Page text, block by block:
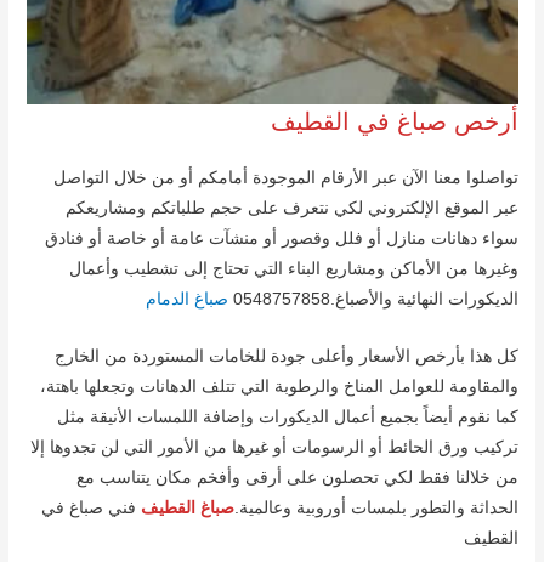
أرخص صباغ في القطيف
تواصلوا معنا الآن عبر الأرقام الموجودة أمامكم أو من خلال التواصل
عبر الموقع الإلكتروني لكي نتعرف على حجم طلباتكم ومشاريعكم
سواء دهانات منازل أو فلل وقصور أو منشآت عامة أو خاصة أو فنادق
وغيرها من الأماكن ومشاريع البناء التي تحتاج إلى تشطيب وأعمال
الديكورات النهائية والأصباغ.0548757858
صباغ الدمام
كل هذا بأرخص الأسعار وأعلى جودة للخامات المستوردة من الخارج
والمقاومة للعوامل المناخ والرطوبة التي تتلف الدهانات وتجعلها باهتة،
كما نقوم أيضاً بجميع أعمال الديكورات وإضافة اللمسات الأنيقة مثل
تركيب ورق الحائط أو الرسومات أو غيرها من الأمور التي لن تجدوها إلا
من خلالنا فقط لكي تحصلون على أرقى وأفخم مكان يتناسب مع
الحداثة والتطور بلمسات أوروبية وعالمية.صباغ القطيف فني صباغ في
القطيف